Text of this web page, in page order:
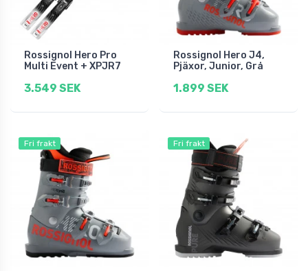
Rossignol Hero Pro
Multi Event + XPJR7
3.549 SEK
Rossignol Hero J4,
Pjäxor, Junior, Grå
1.899 SEK
Fri frakt Fri frakt